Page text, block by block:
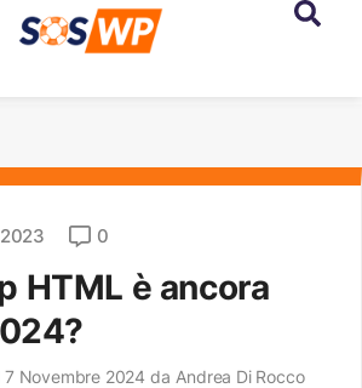
0
HTML è ancora
7 Novembre 2024 da Andrea Di Rocco